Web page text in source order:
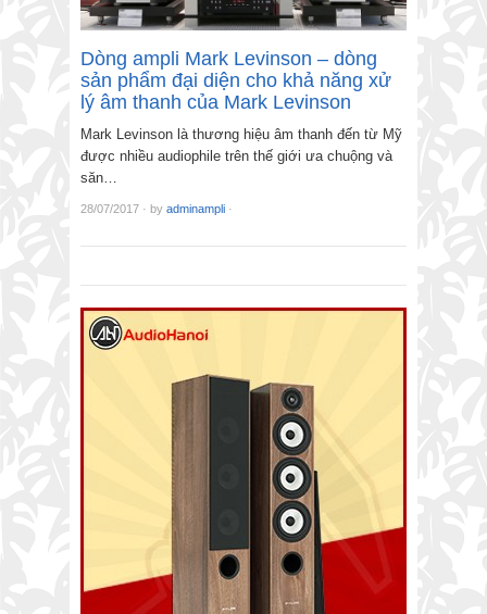
Dòng ampli Mark Levinson – dòng
sản phẩm đại diện cho khả năng xử
lý âm thanh của Mark Levinson
Mark Levinson là thương hiệu âm thanh đến từ Mỹ
được nhiều audiophile trên thế giới ưa chuộng và
săn…
28/07/2017 · by adminampli ·